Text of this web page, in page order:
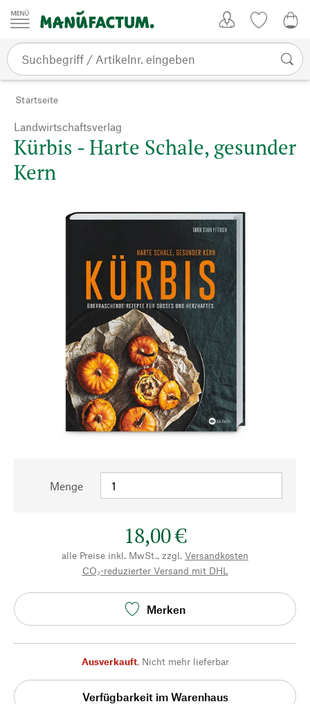
Zum Inhalt springen
Startseite
Landwirtschaftsverlag
Kürbis - Harte Schale, gesunder
Kern
Menge
18,00 €
alle Preise inkl. MwSt., zzgl. Versandkosten
CO₂-reduzierter Versand mit DHL
Merken
Ausverkauft, Nicht mehr lieferbar
Verfügbarkeit im Warenhaus